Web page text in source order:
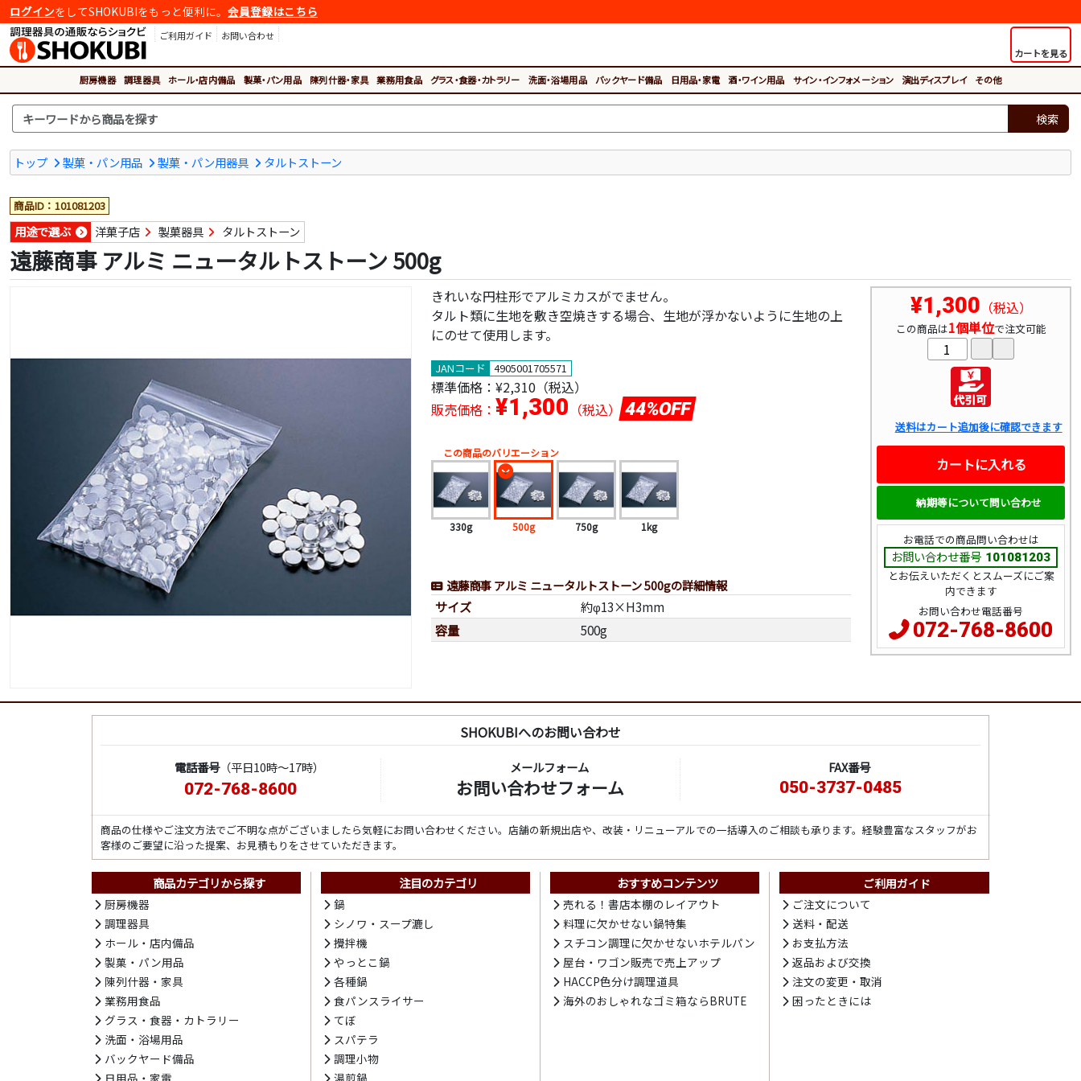
ログインをしてSHOKUBIをもっと便利に。 会員登録はこちら
ご利用ガイド
お問い合わせ
カートを見る
厨房機器 調理器具 ホール・店内備品 製菓・パン用品 陳列什器・家具 業務用食品 グラス・食器・カトラリー 洗面・浴場用品 バックヤード備品 日用品・家電 酒・ワイン用品 サイン・インフォメーション 演出ディスプレイ その他
検索
トップ 製菓・パン用品 製菓・パン用器具 タルトストーン
商品ID：101081203
用途で選ぶ 洋菓子店 製菓器具 タルトストーン
遠藤商事 アルミ ニュータルトストーン 500g
きれいな円柱形でアルミカスがでません。
タルト類に生地を敷き空焼きする場合、生地が浮かないように生地の上
にのせて使用します。
JANコード 4905001705571
標準価格： ¥2,310（税込）
販売価格： ¥1,300 （税込） 44%OFF
この商品のバリエーション
330g 500g 750g 1kg
遠藤商事 アルミ ニュータルトストーン 500gの詳細情報
サイズ
約φ13×H3mm
容量
500g
¥1,300 （税込）
この商品は1個単位で注文可能
送料はカート追加後に確認できます
カートに入れる
納期等について問い合わせ
お電話での商品問い合わせは
お問い合わせ番号 101081203
とお伝えいただくとスムーズにご案
内できます
お問い合わせ電話番号
072-768-8600
SHOKUBIへのお問い合わせ
電話番号（平日10時～17時）
072-768-8600
メールフォーム
お問い合わせフォーム
FAX番号
050-3737-0485
商品の仕様やご注文方法でご不明な点がございましたら気軽にお問い合わせください。店舗の新規出店や、改装・リニューアルでの一括導入のご相談も承ります。経験豊富なスタッフがお
客様のご要望に沿った提案、お見積もりをさせていただきます。
商品カテゴリから探す
厨房機器
調理器具
ホール・店内備品
製菓・パン用品
陳列什器・家具
業務用食品
グラス・食器・カトラリー
洗面・浴場用品
バックヤード備品
日用品・家電
注目のカテゴリ
鍋
シノワ・スープ漉し
攪拌機
やっとこ鍋
各種鍋
食パンスライサー
てぼ
スパテラ
調理小物
湯煎鍋
おすすめコンテンツ
売れる！書店本棚のレイアウト
料理に欠かせない鍋特集
スチコン調理に欠かせないホテルパン
屋台・ワゴン販売で売上アップ
HACCP色分け調理道具
海外のおしゃれなゴミ箱ならBRUTE
ご利用ガイド
ご注文について
送料・配送
お支払方法
返品および交換
注文の変更・取消
困ったときには